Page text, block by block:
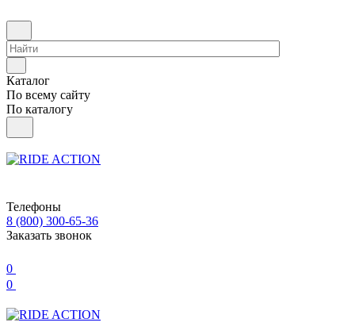
Каталог
По всему сайту
По каталогу
Телефоны
8 (800) 300-65-36
Заказать звонок
0
0